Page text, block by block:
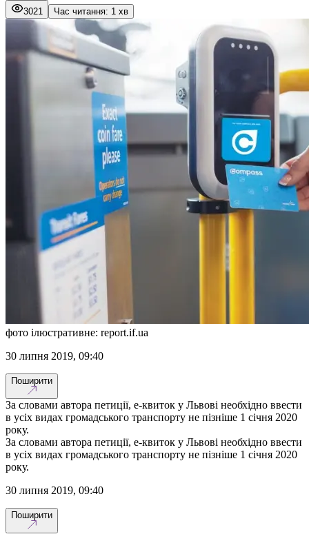
3021 Час читання: 1 хв
фото ілюстративне: report.if.ua
30 липня 2019, 09:40
Поширити
За словами автора петиції, е-квиток у Львові необхідно ввести
в усіх видах громадського транспорту не пізніше 1 січня 2020
року.
За словами автора петиції, е-квиток у Львові необхідно ввести
в усіх видах громадського транспорту не пізніше 1 січня 2020
року.
30 липня 2019, 09:40
Поширити